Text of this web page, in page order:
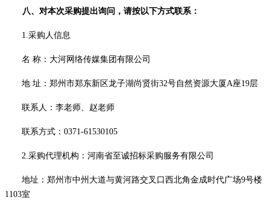
八、对本次采购提出询问，请按以下方式联系：
1.采购人信息
名 称： 大河网络传媒集团有限公司
地 址： 郑州市郑东新区龙子湖尚贤街32号自然资源大厦A座19层
联系人： 李老师、赵老师
联系方式： 0371-61530105
2.采购代理机构：河南省至诚招标采购服务有限公司
地址：郑州市中州大道与黄河路交叉口西北角金成时代广场9号楼
1103室